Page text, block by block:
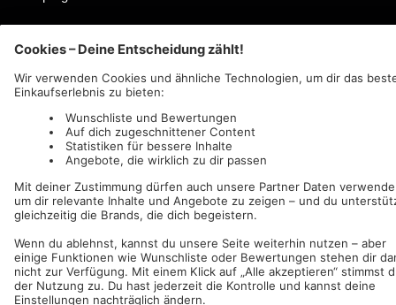
Land/Region Deutschland (EUR €) Sprache
Deutsch
Wir akzeptieren